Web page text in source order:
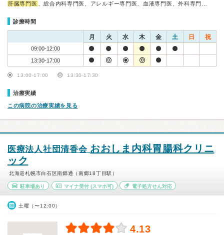
肝臓専門医 、総合内科専門医、アレルギー専門医、血液専門医、外科専門…
診療時間
月 火 水 木 金 土 日 祝
09:00-12:00
13:30-17:00
13:00-17:00 13:30-17:30
治療実績
この病院の治療実績を見る
医療法人社団清香会 おおしま内科胃腸科クリニ
ック
北海道札幌市白石区南郷通（南郷18丁目駅）
駐車場あり マイナ受付(スマホ可) 電子処方せん対応
土曜（〜12:00）
4.13